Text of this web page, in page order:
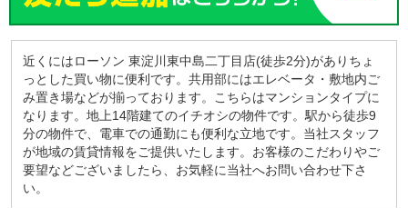
近くにはローソン 東淀川東中島二丁目店(徒歩2分)がありちょ
っとした買い物に便利です。共用部にはエレベータ・敷地内ご
み置き場などが揃っております。こちらはマンションタイプに
なります。地上14階建てのイチオシの物件です。駅から徒歩9
分の物件で、電車での通勤にも便利な立地です。当社スタッフ
が地域の賃貸情報をご提供いたします。お客様のこだわりやご
要望などございましたら、お気軽に当社へお問い合わせ下さ
い。